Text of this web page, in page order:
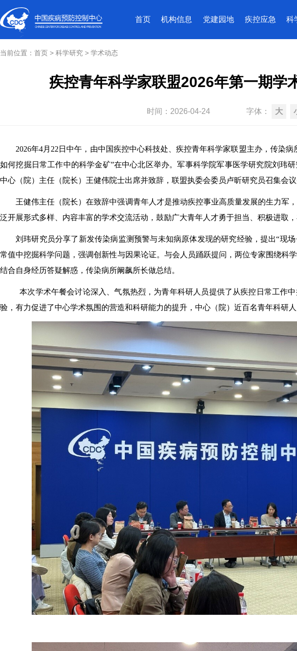
首页 机构信息 党建园地 疾控应急 科
当前位置： 首页 > 科学研究 > 学术动态
疾控青年科学家联盟2026年第一期学
时间： 2026-04-24 字体： 大
2026年4月22日中午，由中国疾控中心科技处、疾控青年科学家联盟主办，传染病
如何挖掘日常工作中的科学金矿”在中心北区举办。军事科学院军事医学研究院刘玮
中心（院）主任（院长）王健伟院士出席并致辞，联盟执委会委员卢昕研究员召集会议
王健伟主任（院长）在致辞中强调青年人才是推动疾控事业高质量发展的生力军
泛开展形式多样、内容丰富的学术交流活动，鼓励广大青年人才勇于担当、积极进取
刘玮研究员分享了新发传染病监测预警与未知病原体发现的研究经验，提出“现
常值中挖掘科学问题，强调创新性与因果论证。与会人员踊跃提问，两位专家围绕科
结合自身经历答疑解惑，传染病所阚飙所长做总结。
本次学术午餐会讨论深入、气氛热烈，为青年科研人员提供了从疾控日常工作
验，有力促进了中心学术氛围的营造和科研能力的提升，中心（院）近百名青年科研人